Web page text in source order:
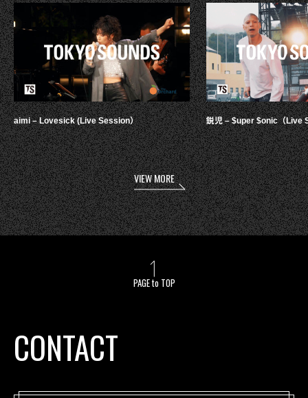
aimi – Lovesick (Live Session） 鋭児 – $uper $onic（Live
VIEW MORE
PAGE to TOP
CONTACT